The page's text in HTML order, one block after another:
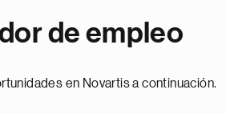
de empleo
en Novartis a continuación.